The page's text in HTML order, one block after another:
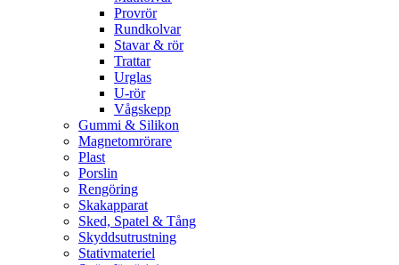
Provrör
Rundkolvar
Stavar & rör
Trattar
Urglas
U-rör
Vågskepp
Gummi & Silikon
Magnetomrörare
Plast
Porslin
Rengöring
Skakapparat
Sked, Spatel & Tång
Skyddsutrustning
Stativmateriel